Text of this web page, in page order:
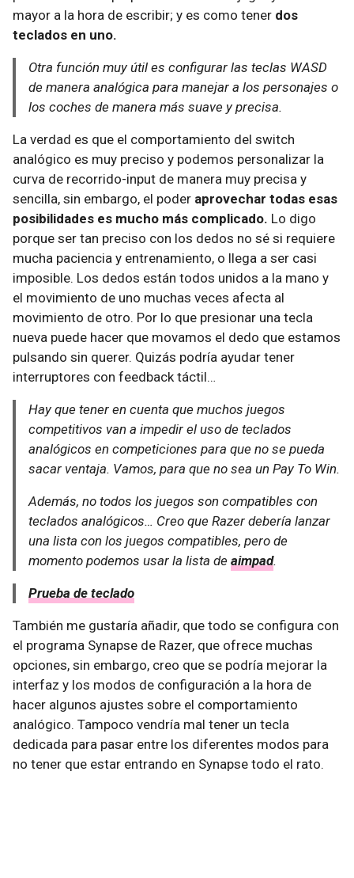
mayor a la hora de escribir; y es como tener dos
teclados en uno.
Otra función muy útil es configurar las teclas WASD
de manera analógica para manejar a los personajes o
los coches de manera más suave y precisa.
La verdad es que el comportamiento del switch
analógico es muy preciso y podemos personalizar la
curva de recorrido-input de manera muy precisa y
sencilla, sin embargo, el poder aprovechar todas esas
posibilidades es mucho más complicado. Lo digo
porque ser tan preciso con los dedos no sé si requiere
mucha paciencia y entrenamiento, o llega a ser casi
imposible. Los dedos están todos unidos a la mano y
el movimiento de uno muchas veces afecta al
movimiento de otro. Por lo que presionar una tecla
nueva puede hacer que movamos el dedo que estamos
pulsando sin querer. Quizás podría ayudar tener
interruptores con feedback táctil…
Hay que tener en cuenta que muchos juegos
competitivos van a impedir el uso de teclados
analógicos en competiciones para que no se pueda
sacar ventaja. Vamos, para que no sea un Pay To Win.
Además, no todos los juegos son compatibles con
teclados analógicos… Creo que Razer debería lanzar
una lista con los juegos compatibles, pero de
momento podemos usar la lista de aimpad.
Prueba de teclado
También me gustaría añadir, que todo se configura con
el programa Synapse de Razer, que ofrece muchas
opciones, sin embargo, creo que se podría mejorar la
interfaz y los modos de configuración a la hora de
hacer algunos ajustes sobre el comportamiento
analógico. Tampoco vendría mal tener un tecla
dedicada para pasar entre los diferentes modos para
no tener que estar entrando en Synapse todo el rato.